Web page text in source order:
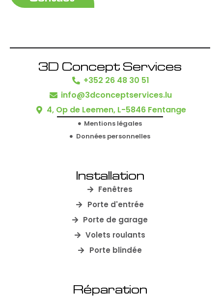
3D Concept Services
+352 26 48 30 51
info@3dconceptservices.lu
4, Op de Leemen, L-5846 Fentange
Mentions légales
Données personnelles
Installation
Fenêtres
Porte d'entrée
Porte de garage
Volets roulants
Porte blindée
Réparation